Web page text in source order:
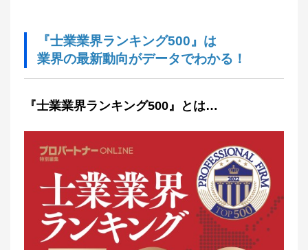
『士業業界ランキング500』は
業界の最新動向がデータでわかる！
『士業業界ランキング500』とは…